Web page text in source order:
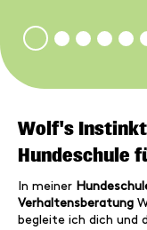
Wolf's
Hundeschule
In meiner
Verhaltensberatung
begleite ich dich und